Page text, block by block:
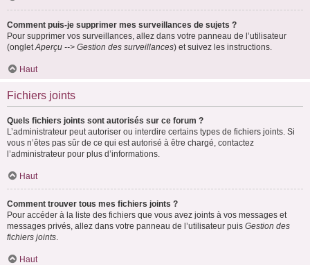
Comment puis-je supprimer mes surveillances de sujets ?
Pour supprimer vos surveillances, allez dans votre panneau de l’utilisateur
(ongletAperçu --> Gestion des surveillances) et suivez les instructions.
Haut
Fichiers joints
Quels fichiers joints sont autorisés sur ce forum ?
L’administrateur peut autoriser ou interdire certains types de fichiers joints. Si
vous n’êtes pas sûr de ce qui est autorisé à être chargé, contactez
l’administrateur pour plus d’informations.
Haut
Comment trouver tous mes fichiers joints ?
Pour accéder à la liste des fichiers que vous avez joints à vos messages et
messages privés, allez dans votre panneau de l’utilisateur puis Gestion des
fichiers joints.
Haut